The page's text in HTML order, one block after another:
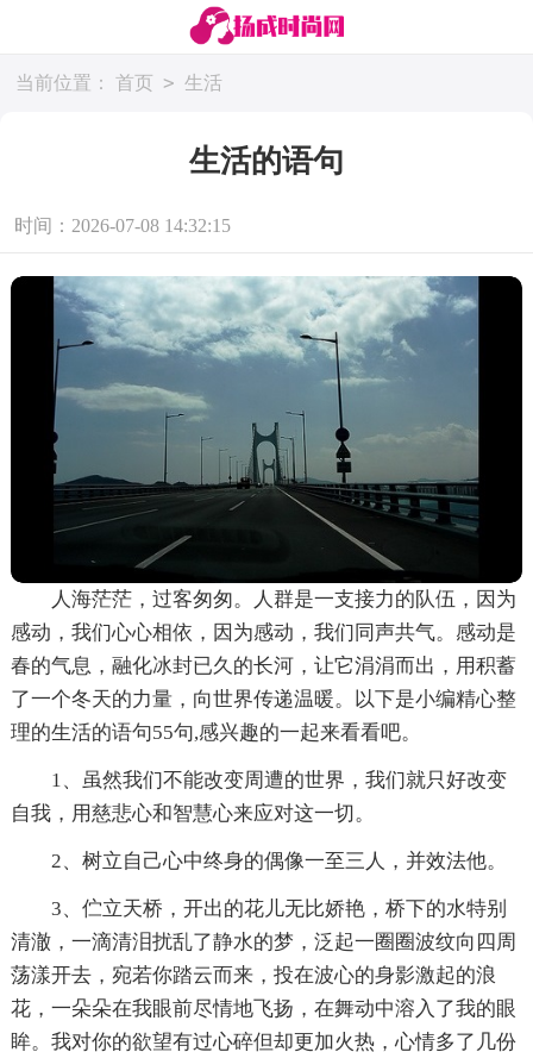
当前位置： 首页 > 生活
生活的语句
时间：2026-07-08 14:32:15
人海茫茫，过客匆匆。人群是一支接力的队伍，因为
感动，我们心心相依，因为感动，我们同声共气。感动是
春的气息，融化冰封已久的长河，让它涓涓而出，用积蓄
了一个冬天的力量，向世界传递温暖。以下是小编精心整
理的生活的语句55句,感兴趣的一起来看看吧。
1、虽然我们不能改变周遭的世界，我们就只好改变
自我，用慈悲心和智慧心来应对这一切。
2、树立自己心中终身的偶像一至三人，并效法他。
3、伫立天桥，开出的花儿无比娇艳，桥下的水特别
清澈，一滴清泪扰乱了静水的梦，泛起一圈圈波纹向四周
荡漾开去，宛若你踏云而来，投在波心的身影激起的浪
花，一朵朵在我眼前尽情地飞扬，在舞动中溶入了我的眼
眸。我对你的欲望有过心碎但却更加火热，心情多了几份